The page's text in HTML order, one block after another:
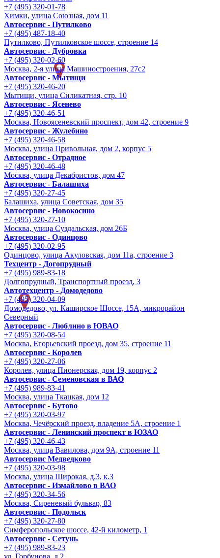
+7 (495) 320-01-78
Химки, улица Союзная, дом 11
Автосервис - Путилково
+7 (495) 487-18-40
Путилково, Путилковское шоссе, строение 14
Автосервис - Дубровка
+7 (495) 320-02-60
Москва, 2-я улица Машиностроения, 27с2
Автосервис - Мытищи
+7 (495) 320-46-20
Мытищи, улица Силикатная, стр. 10
Автосервис - Ясенево
+7 (495) 320-46-51
Москва, Новоясеневский проспект, дом 42, строение 9
Автосервис - Жулебино
+7 (495) 320-46-58
Москва, улица Привольная, дом 2, корпус 5
Автосервис - Отрадное
+7 (495) 320-46-48
Москва, улица Декабристов, дом 47
Автосервис - Балашиха
+7 (495) 320-27-45
Балашиха, улица Советская, дом 35
Автосервис - Новокосино
+7 (495) 320-27-10
Москва, улица Суздальская, дом 26Б
Автосервис - Одинцово
+7 (495) 320-02-95
Одинцово, улица Акуловская, дом 11а, строение 3
Техцентр - Догопрудный
+7 (495) 989-83-18
Долгопрудный, Транспортный проезд, 3
Автотехцентр - Домодедово
+7 (495) 320-04-09
Домодедово, ул. Каширское Шоссе, 15А, микрорайон
Северный
Автосервис - Люблино в ЮВАО
+7 (495) 320-08-54
Москва, Егорьевский проезд, дом 35, строение 11
Автосервис - Королев
+7 (495) 320-27-06
Королев, улица Пионерская, дом 19, корпус 2
Автосервис - Семеновская в ВАО
+7 (495) 989-83-41
Москва, улица Ткацкая, дом 12
Автосервис - Бутово
+7 (495) 320-03-97
Москва, Чечёрский проезд, владение 5А, строение 1
Автосервис - Ленинский проспект в ЮЗАО
+7 (495) 320-46-43
Москва, улица Вавилова, дом 9A, строение 11
Автосервис Медведково
+7 (495) 320-03-98
Москва, улица Широкая, д.3, к.3
Автосервис - Измайлово в ВАО
+7 (495) 320-34-56
Москва, Сиреневый бульвар, 83
Автосервис - Подольск
+7 (495) 320-27-80
Симферопольское шоссе, 42-й километр, 1
Автосервис - Сетунь
+7 (495) 989-83-23